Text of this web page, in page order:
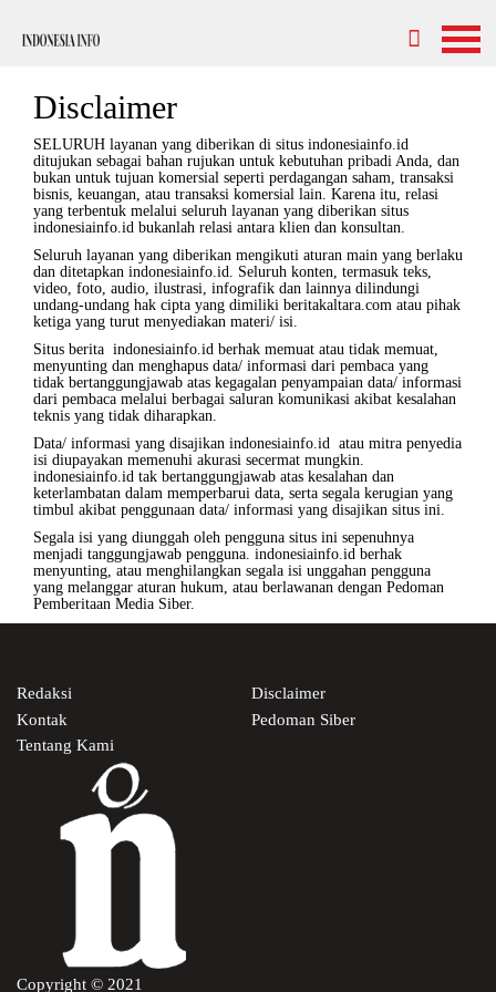
Disclaimer
SELURUH layanan yang diberikan di situs indonesiainfo.id
ditujukan sebagai bahan rujukan untuk kebutuhan pribadi Anda, dan
bukan untuk tujuan komersial seperti perdagangan saham, transaksi
bisnis, keuangan, atau transaksi komersial lain. Karena itu, relasi
yang terbentuk melalui seluruh layanan yang diberikan situs
indonesiainfo.id bukanlah relasi antara klien dan konsultan.
Seluruh layanan yang diberikan mengikuti aturan main yang berlaku
dan ditetapkan indonesiainfo.id. Seluruh konten, termasuk teks,
video, foto, audio, ilustrasi, infografik dan lainnya dilindungi
undang-undang hak cipta yang dimiliki beritakaltara.com atau pihak
ketiga yang turut menyediakan materi/ isi.
Situs berita indonesiainfo.id berhak memuat atau tidak memuat,
menyunting dan menghapus data/ informasi dari pembaca yang
tidak bertanggungjawab atas kegagalan penyampaian data/ informasi
dari pembaca melalui berbagai saluran komunikasi akibat kesalahan
teknis yang tidak diharapkan.
Data/ informasi yang disajikan indonesiainfo.id atau mitra penyedia
isi diupayakan memenuhi akurasi secermat mungkin.
indonesiainfo.id tak bertanggungjawab atas kesalahan dan
keterlambatan dalam memperbarui data, serta segala kerugian yang
timbul akibat penggunaan data/ informasi yang disajikan situs ini.
Segala isi yang diunggah oleh pengguna situs ini sepenuhnya
menjadi tanggungjawab pengguna. indonesiainfo.id berhak
menyunting, atau menghilangkan segala isi unggahan pengguna
yang melanggar aturan hukum, atau berlawanan dengan Pedoman
Pemberitaan Media Siber.
Redaksi
Kontak
Tentang Kami
Disclaimer
Pedoman Siber
Copyright © 2021